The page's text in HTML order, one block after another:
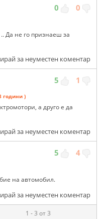
0 0
Да не го признаеш за
за неуместен коментар
5 1
години )
а друго е да
за неуместен коментар
5 4
на автомобил.
за неуместен коментар
1 - 3 от 3